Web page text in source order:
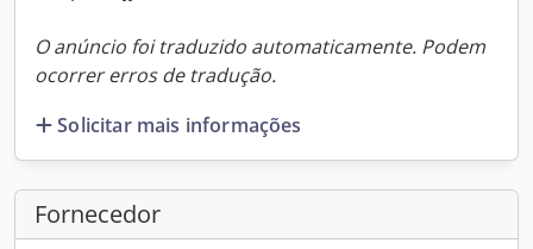
O anúncio foi traduzido automaticamente. Podem
ocorrer erros de tradução.
Solicitar mais informações
Fornecedor